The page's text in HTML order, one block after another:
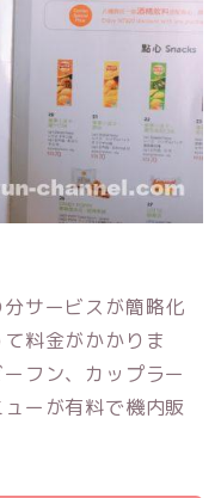
サービスが簡略化
料金がかかりま
フン、カップラー
ーが有料で機内販